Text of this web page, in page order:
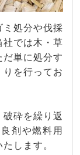
ミ処分や伐採
社では木・草
単に処分す
りを行ってお
砕を繰り返
剤や燃料用
します。